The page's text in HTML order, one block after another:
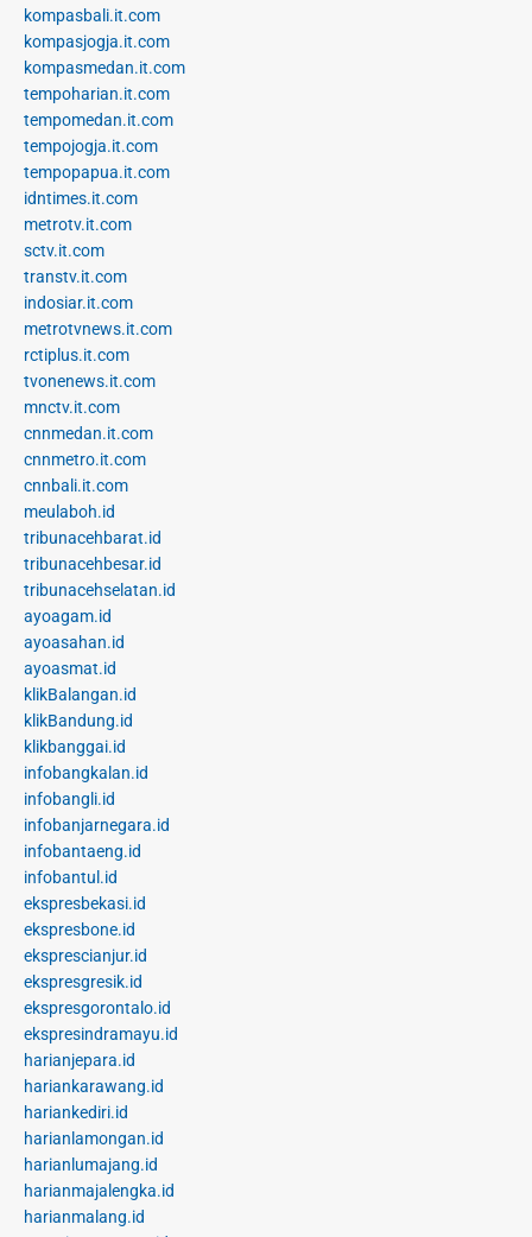
kompasbali.it.com
kompasjogja.it.com
kompasmedan.it.com
tempoharian.it.com
tempomedan.it.com
tempojogja.it.com
tempopapua.it.com
idntimes.it.com
metrotv.it.com
sctv.it.com
transtv.it.com
indosiar.it.com
metrotvnews.it.com
rctiplus.it.com
tvonenews.it.com
mnctv.it.com
cnnmedan.it.com
cnnmetro.it.com
cnnbali.it.com
meulaboh.id
tribunacehbarat.id
tribunacehbesar.id
tribunacehselatan.id
ayoagam.id
ayoasahan.id
ayoasmat.id
klikBalangan.id
klikBandung.id
klikbanggai.id
infobangkalan.id
infobangli.id
infobanjarnegara.id
infobantaeng.id
infobantul.id
ekspresbekasi.id
ekspresbone.id
eksprescianjur.id
ekspresgresik.id
ekspresgorontalo.id
ekspresindramayu.id
harianjepara.id
hariankarawang.id
hariankediri.id
harianlamongan.id
harianlumajang.id
harianmajalengka.id
harianmalang.id